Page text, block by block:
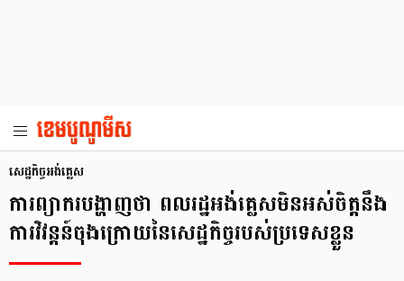
សេដ្ឋកិច្ចអង់គ្លេស
ការព្យាករបង្ហាញថា ពលរដ្ឋអង់គ្លេសមិនអស់ចិត្តនឹង
ការវិវន្តន៍ចុងក្រោយនៃសេដ្ឋកិច្ចរបស់ប្រទេសខ្លួន